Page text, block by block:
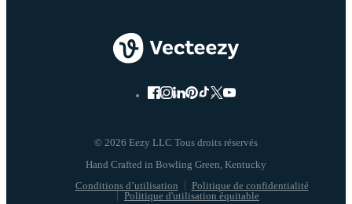
© 2026 Eezy LLC Tous droits réservés
Conditions d’utilisation
Politique de confidentialité
Politique d'utilisation équitable